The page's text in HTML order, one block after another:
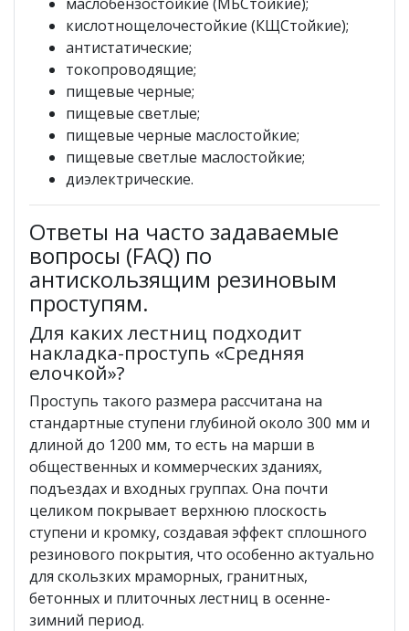
кислотнощелочестойкие (КЩСтойкие);
антистатические;
токопроводящие;
пищевые черные;
пищевые светлые;
пищевые черные маслостойкие;
пищевые светлые маслостойкие;
диэлектрические.
Ответы на часто задаваемые
вопросы (FAQ) по
антискользящим резиновым
проступям.
Для каких лестниц подходит
накладка-проступь «Средняя
елочкой»?
Проступь такого размера рассчитана на
стандартные ступени глубиной около 300 мм и
длиной до 1200 мм, то есть на марши в
общественных и коммерческих зданиях,
подъездах и входных группах. Она почти
целиком покрывает верхнюю плоскость
ступени и кромку, создавая эффект сплошного
резинового покрытия, что особенно актуально
для скользких мраморных, гранитных,
бетонных и плиточных лестниц в осенне-
зимний период.